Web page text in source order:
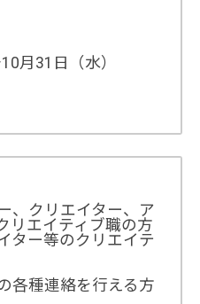
月31日（水）
、クリエイター、ア
リエイティブ職の方
ター等のクリエイテ
各種連絡を行える方